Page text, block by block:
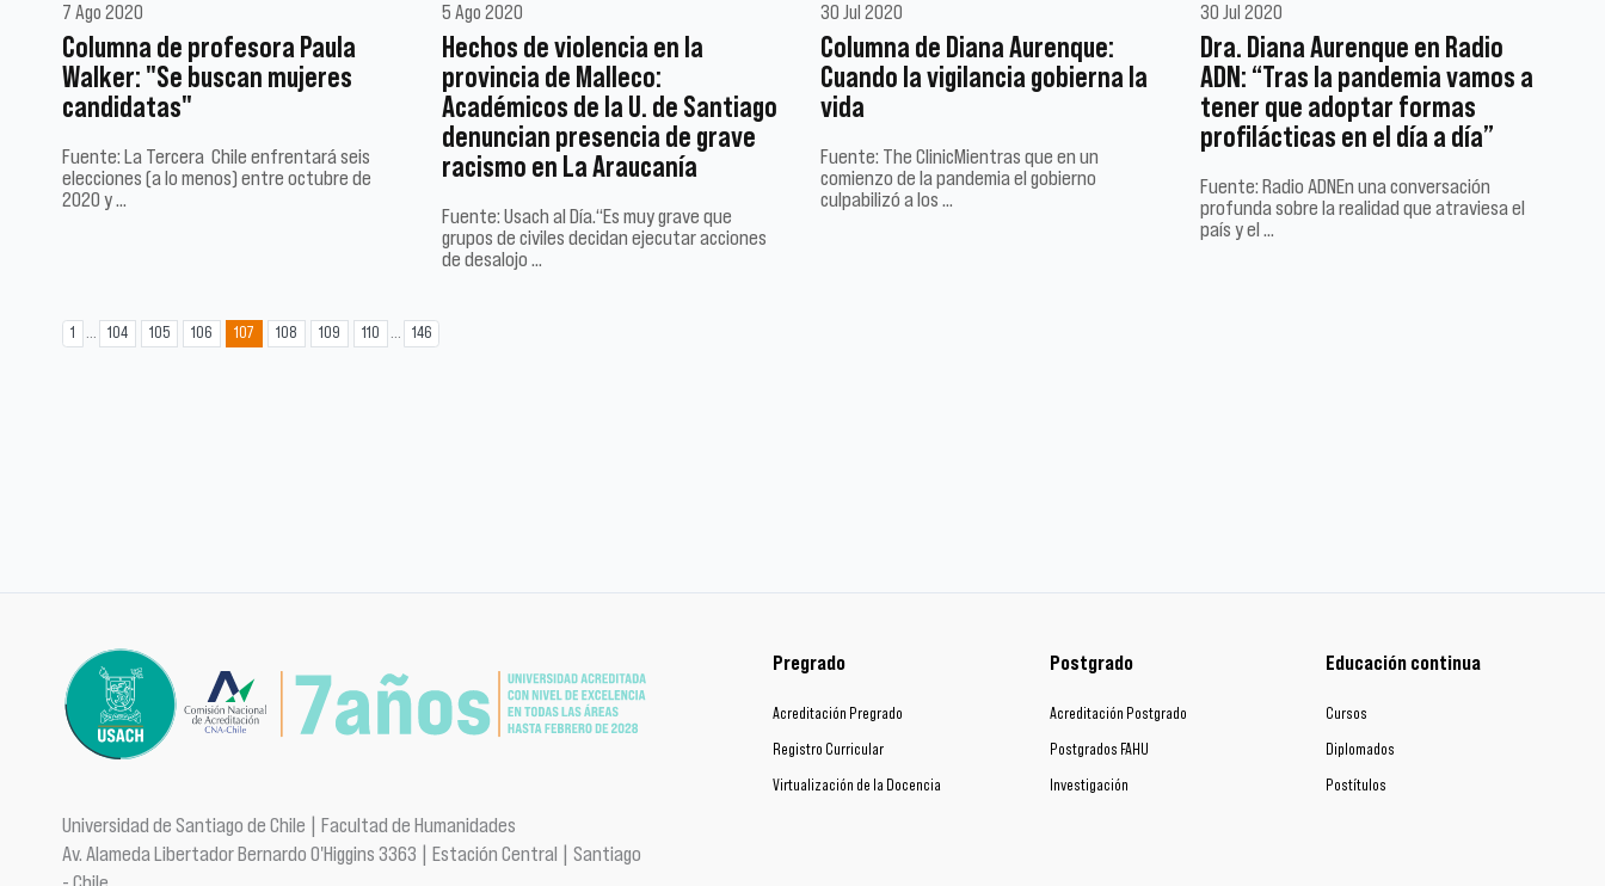
7 Ago 2020
Columna de profesora Paula
Walker: "Se buscan mujeres
candidatas"
Fuente: La Tercera Chile enfrentará seis
elecciones (a lo menos) entre octubre de
2020 y …
5 Ago 2020
Hechos de violencia en la
provincia de Malleco:
Académicos de la U. de Santiago
denuncian presencia de grave
racismo en La Araucanía
Fuente: Usach al Día.“Es muy grave que
grupos de civiles decidan ejecutar acciones
de desalojo …
30 Jul 2020
Columna de Diana Aurenque:
Cuando la vigilancia gobierna la
vida
Fuente: The ClinicMientras que en un
comienzo de la pandemia el gobierno
culpabilizó a los …
30 Jul 2020
Dra. Diana Aurenque en Radio
ADN: “Tras la pandemia vamos a
tener que adoptar formas
profilácticas en el día a día”
Fuente: Radio ADNEn una conversación
profunda sobre la realidad que atraviesa el
país y el …
1 ... 104 105 106 107 108 109 110 ... 146
Universidad de Santiago de Chile | Facultad de Humanidades
Av. Alameda Libertador Bernardo O'Higgins 3363 | Estación Central | Santiago
Pregrado
Acreditación Pregrado
Registro Curricular
Virtualización de la Docencia
Postgrado
Acreditación Postgrado
Postgrados FAHU
Investigación
Educación continua
Cursos
Diplomados
Postítulos